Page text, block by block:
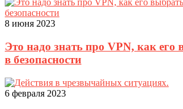
8 июня 2023
Это надо знать про VPN, как его
в безопасности
6 февраля 2023